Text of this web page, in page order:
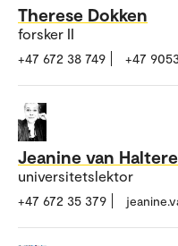
Therese Dokken
forsker II
+47 672 38 749 +47
Jeanine van
universitetslektor
+47 672 35 379